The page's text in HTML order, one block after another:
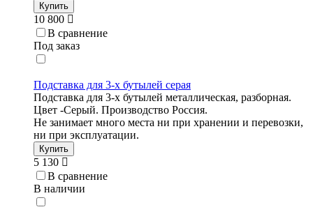
Купить
10 800
В сравнение
Под заказ
Подставка для 3-х бутылей серая
Подставка для 3-х бутылей металлическая, разборная.
Цвет -Серый. Производство Россия.
Не занимает много места ни при хранении и перевозки,
ни при эксплуатации.
Купить
5 130
В сравнение
В наличии